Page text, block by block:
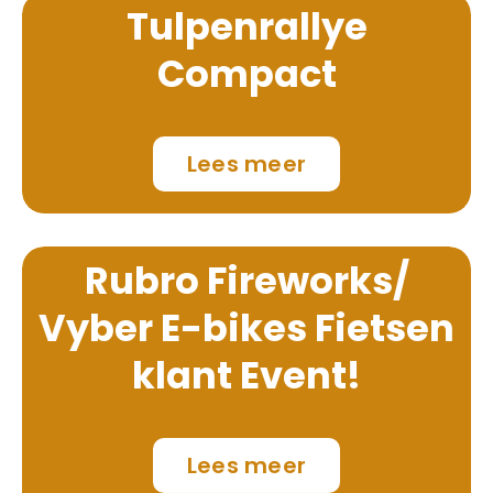
Tulpenrallye
Compact
Lees meer
Rubro Fireworks/
Vyber E-bikes Fietsen
klant Event!
Lees meer